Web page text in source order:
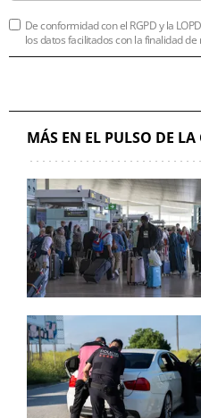
De conformidad con el RGPD y la
los datos facilitados con la finalidad
MÁS EN EL PULSO DE